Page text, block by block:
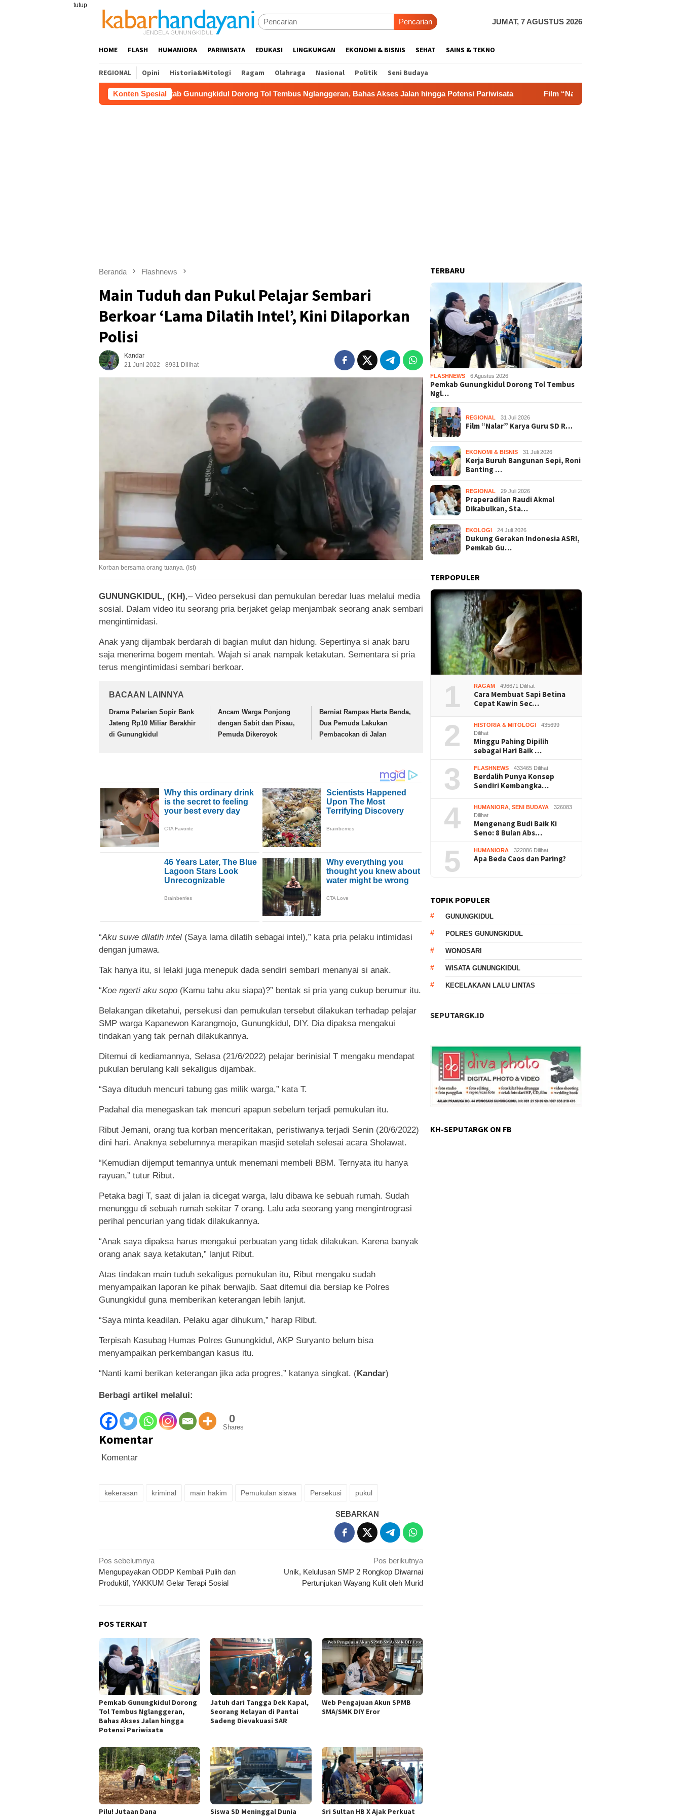
tutup
Pencarian JUMAT, 7 AGUSTUS 2026
HOME FLASH HUMANIORA PARIWISATA EDUKASI LINGKUNGAN EKONOMI & BISNIS SEHAT SAINS & TEKNO
REGIONAL Opini Historia&Mitologi Ragam Olahraga Nasional Politik Seni Budaya
Konten Spesial
Pemkab Gunungkidul Dorong Tol Tembus Nglanggeran, Bahas Akses Jalan hingga Potensi Pariwisata Film “Nalar” Karya Guru SD Raih Juara 1 Lomba Video
Beranda Flashnews
Main Tuduh dan Pukul Pelajar Sembari
Berkoar ‘Lama Dilatih Intel’, Kini Dilaporkan
Polisi
Kandar
21 Juni 2022
8931 Dilihat
Korban bersama orang tuanya. (Ist)
GUNUNGKIDUL, (KH),– Video persekusi dan pemukulan beredar luas melalui media
sosial. Dalam video itu seorang pria berjaket gelap menjambak seorang anak sembari
mengintimidasi.
Anak yang dijambak berdarah di bagian mulut dan hidung. Sepertinya si anak baru
saja menerima bogem mentah. Wajah si anak nampak ketakutan. Sementara si pria
terus mengintimidasi sembari berkoar.
BACAAN LAINNYA
Drama Pelarian Sopir Bank
Jateng Rp10 Miliar Berakhir
di Gunungkidul
Ancam Warga Ponjong
dengan Sabit dan Pisau,
Pemuda Dikeroyok
Berniat Rampas Harta Benda,
Dua Pemuda Lakukan
Pembacokan di Jalan
“Aku suwe dilatih intel (Saya lama dilatih sebagai intel),” kata pria pelaku intimidasi
dengan jumawa.
Tak hanya itu, si lelaki juga menepuk dada sendiri sembari menanyai si anak.
“Koe ngerti aku sopo (Kamu tahu aku siapa)?” bentak si pria yang cukup berumur itu.
Belakangan diketahui, persekusi dan pemukulan tersebut dilakukan terhadap pelajar
SMP warga Kapanewon Karangmojo, Gunungkidul, DIY. Dia dipaksa mengakui
tindakan yang tak pernah dilakukannya.
Ditemui di kediamannya, Selasa (21/6/2022) pelajar berinisial T mengaku mendapat
pukulan berulang kali sekaligus dijambak.
“Saya dituduh mencuri tabung gas milik warga,” kata T.
Padahal dia menegaskan tak mencuri apapun sebelum terjadi pemukulan itu.
Ribut Jemani, orang tua korban menceritakan, peristiwanya terjadi Senin (20/6/2022)
dini hari. Anaknya sebelumnya merapikan masjid setelah selesai acara Sholawat.
“Kemudian dijemput temannya untuk menemani membeli BBM. Ternyata itu hanya
rayuan,” tutur Ribut.
Petaka bagi T, saat di jalan ia dicegat warga, lalu dibawa ke sebuah rumah. Sudah
menunggu di sebuah rumah sekitar 7 orang. Lalu ada seorang yang mengintrograsi
perihal pencurian yang tidak dilakukannya.
“Anak saya dipaksa harus mengakui perbuatan yang tidak dilakukan. Karena banyak
orang anak saya ketakutan,” lanjut Ribut.
Atas tindakan main tuduh sekaligus pemukulan itu, Ribut mengaku sudah
menyampaikan laporan ke pihak berwajib. Saat ditemui dia bersiap ke Polres
Gunungkidul guna memberikan keterangan lebih lanjut.
“Saya minta keadilan. Pelaku agar dihukum,” harap Ribut.
Terpisah Kasubag Humas Polres Gunungkidul, AKP Suryanto belum bisa
menyampaikan perkembangan kasus itu.
“Nanti kami berikan keterangan jika ada progres,” katanya singkat. (Kandar)
Berbagi artikel melalui:
0
Shares
Komentar
Komentar
kekerasan kriminal main hakim Pemukulan siswa Persekusi pukul
SEBARKAN
Navigasi
pos
Pos sebelumnya
Mengupayakan ODDP Kembali Pulih dan
Produktif, YAKKUM Gelar Terapi Sosial
Pos berikutnya
Unik, Kelulusan SMP 2 Rongkop Diwarnai
Pertunjukan Wayang Kulit oleh Murid
POS TERKAIT
Pemkab Gunungkidul Dorong
Tol Tembus Nglanggeran,
Bahas Akses Jalan hingga
Potensi Pariwisata
Jatuh dari Tangga Dek Kapal,
Seorang Nelayan di Pantai
Sadeng Dievakuasi SAR
Web Pengajuan Akun SPMB
SMA/SMK DIY Eror
Pilu! Jutaan Dana
Siswa SD Meninggal Dunia
Sri Sultan HB X Ajak Perkuat
TERBARU
FLASHNEWS 6 Agustus 2026
Pemkab Gunungkidul Dorong Tol Tembus
Ngl…
REGIONAL 31 Juli 2026
Film “Nalar” Karya Guru SD R…
EKONOMI & BISNIS 31 Juli 2026
Kerja Buruh Bangunan Sepi, Roni
Banting …
REGIONAL 29 Juli 2026
Praperadilan Raudi Akmal
Dikabulkan, Sta…
EKOLOGI 24 Juli 2026
Dukung Gerakan Indonesia ASRI,
Pemkab Gu…
TERPOPULER
1 RAGAM 496671 Dilihat
Cara Membuat Sapi Betina
Cepat Kawin Sec…
2 HISTORIA & MITOLOGI
435699
Dilihat
Minggu Pahing Dipilih
sebagai Hari Baik …
3 FLASHNEWS 433465 Dilihat
Berdalih Punya Konsep
Sendiri Kembangka…
4 HUMANIORA ,SENI BUDAYA
326083
Dilihat
Mengenang Budi Baik Ki
Seno: 8 Bulan Abs…
5 HUMANIORA 322086 Dilihat
Apa Beda Caos dan Paring?
TOPIK POPULER
GUNUNGKIDUL
POLRES GUNUNGKIDUL
WONOSARI
WISATA GUNUNGKIDUL
KECELAKAAN LALU LINTAS
SEPUTARGK.ID
KH-SEPUTARGK ON FB